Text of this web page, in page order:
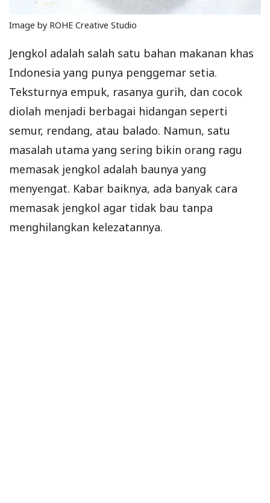
Image by ROHE Creative Studio
Jengkol adalah salah satu bahan makanan khas
Indonesia yang punya penggemar setia.
Teksturnya empuk, rasanya gurih, dan cocok
diolah menjadi berbagai hidangan seperti
semur, rendang, atau balado. Namun, satu
masalah utama yang sering bikin orang ragu
memasak jengkol adalah baunya yang
menyengat. Kabar baiknya, ada banyak cara
memasak jengkol agar tidak bau tanpa
menghilangkan kelezatannya.